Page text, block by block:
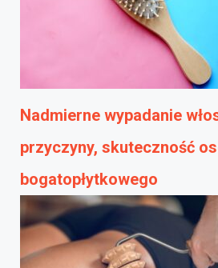
Nadmierne wypadanie
przyczyny, skuteczność
bogatopłytkowego